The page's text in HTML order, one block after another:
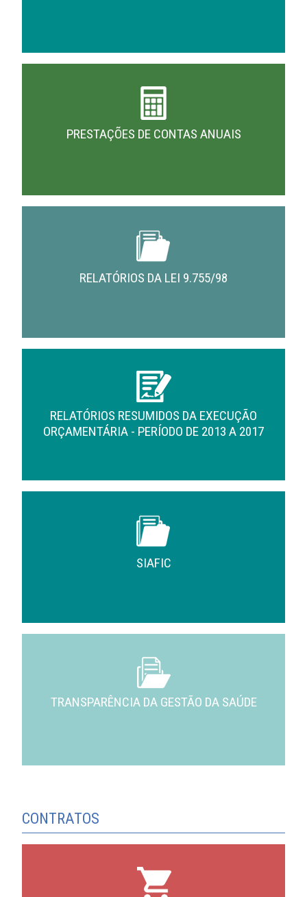
PRESTAÇÕES DE CONTAS ANUAIS
RELATÓRIOS DA LEI 9.755/98
RELATÓRIOS RESUMIDOS DA EXECUÇÃO
ORÇAMENTÁRIA - PERÍODO DE 2013 A 2017
SIAFIC
TRANSPARÊNCIA DA GESTÃO DA SAÚDE
CONTRATOS